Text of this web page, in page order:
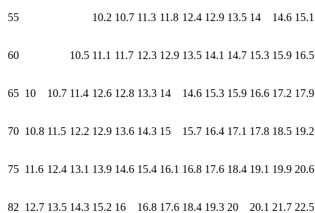
55 10.2 10.7 11.3 11.8 12.4 12.9 13.5 14 14.6 15.1
60 10.5 11.1 11.7 12.3 12.9 13.5 14.1 14.7 15.3 15.9 16.5
65 10 10.7 11.4 12.6 12.8 13.3 14 14.6 15.3 15.9 16.6 17.2 17.9
70 10.8 11.5 12.2 12.9 13.6 14.3 15 15.7 16.4 17.1 17.8 18.5 19.2
75 11.6 12.4 13.1 13.9 14.6 15.4 16.1 16.8 17.6 18.4 19.1 19.9 20.6
82 12.7 13.5 14.3 15.2 16 16.8 17.6 18.4 19.3 20 20.1 21.7 22.5